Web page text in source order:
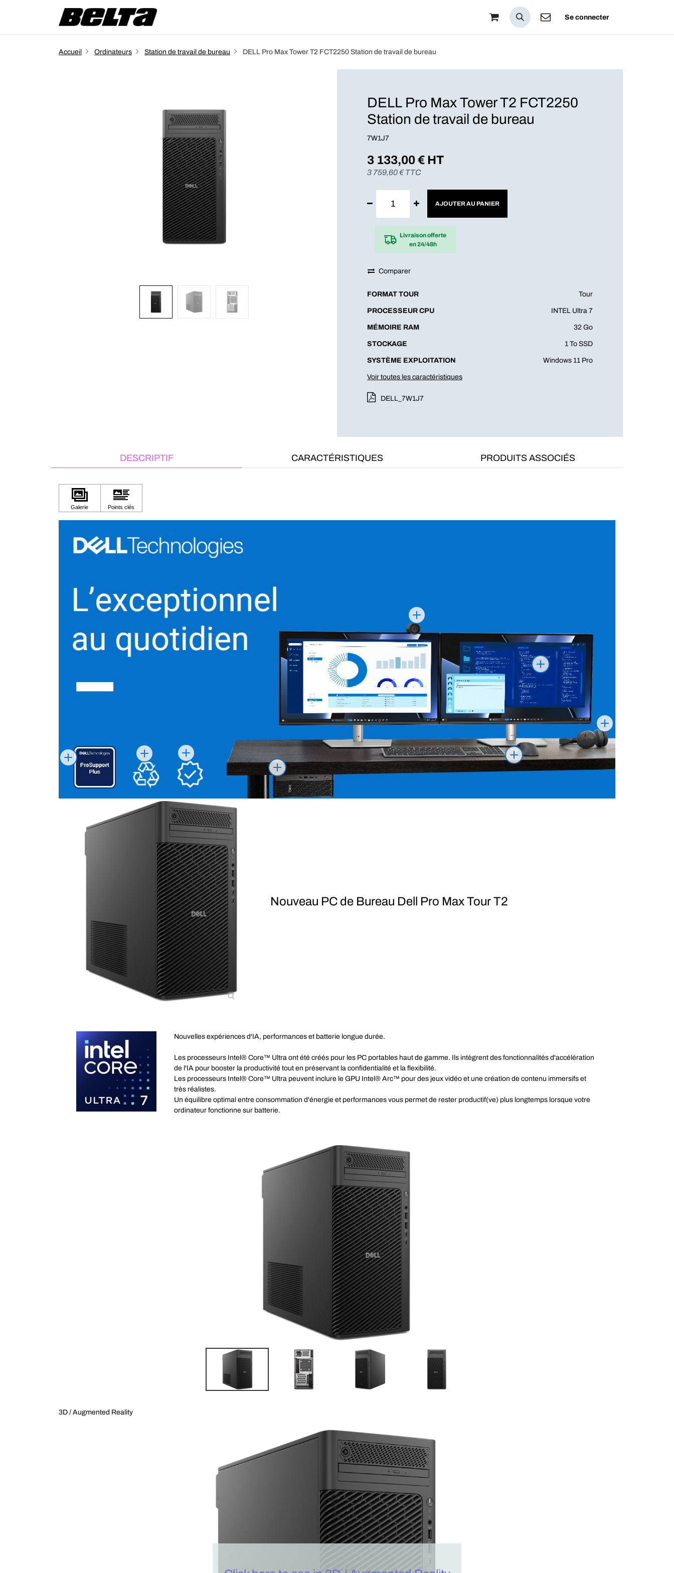
Se connecter
Accueil Ordinateurs Station de travail de bureau DELL Pro Max Tower T2 FCT2250 Station de travail de bureau
DELL Pro Max Tower T2 FCT2250
Station de travail de bureau
7W1J7
3 133,00€ HT
3 759,60€ TTC
AJOUTER AU PANIER
Livraison offerte
en 24/48h
Comparer
FORMAT TOUR Tour
PROCESSEUR CPU INTEL Ultra 7
MÉMOIRE RAM 32 Go
STOCKAGE 1 To SSD
SYSTÈME EXPLOITATION Windows 11 Pro
Voir toutes les caractéristiques
DELL_7W1J7
DESCRIPTIF CARACTÉRISTIQUES PRODUITS ASSOCIÉS
Nouveau PC de Bureau Dell Pro Max Tour T2
Nouvelles expériences d'IA, performances et batterie longue durée.
Les processeurs Intel® Core™ Ultra ont été créés pour les PC portables haut de gamme. Ils intègrent des fonctionnalités d'accélération
de l'IA pour booster la productivité tout en préservant la confidentialité et la flexibilité.
Les processeurs Intel® Core™ Ultra peuvent inclure le GPU Intel® Arc™ pour des jeux vidéo et une création de contenu immersifs et
très réalistes.
Un équilibre optimal entre consommation d'énergie et performances vous permet de rester productif(ve) plus longtemps lorsque votre
ordinateur fonctionne sur batterie.
3D / Augmented Reality